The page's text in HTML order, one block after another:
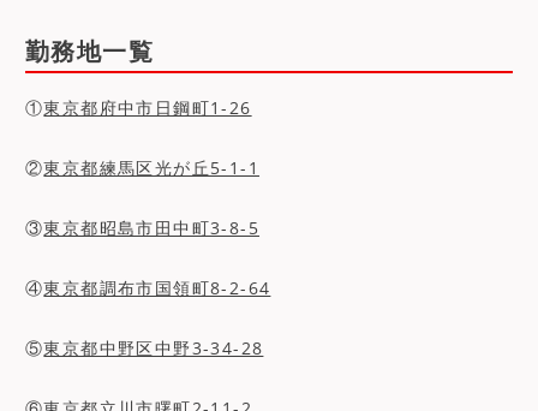
勤務地一覧
①東京都府中市日鋼町1-26
②東京都練馬区光が丘5-1-1
③東京都昭島市田中町3-8-5
④東京都調布市国領町8-2-64
⑤東京都中野区中野3-34-28